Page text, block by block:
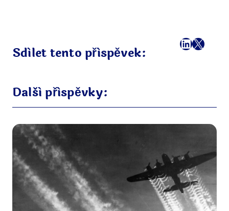
Sdílet tento příspěvek:
Facebook
LinkedIn
X E-
Další příspěvky: